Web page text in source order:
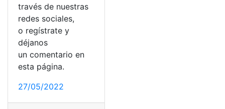
través de nuestras
redes sociales,
o regístrate y
déjanos
un comentario en
esta página.
27/05/2022